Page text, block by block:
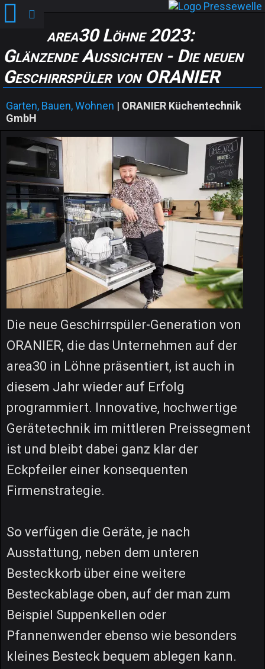
area30 Löhne 2023:
Glänzende Aussichten - Die neuen
Geschirrspüler von ORANIER
Garten, Bauen, Wohnen | ORANIER Küchentechnik
GmbH
Die neue Geschirrspüler-Generation von
ORANIER, die das Unternehmen auf der
area30 in Löhne präsentiert, ist auch in
diesem Jahr wieder auf Erfolg
programmiert. Innovative, hochwertige
Gerätetechnik im mittleren Preissegment
ist und bleibt dabei ganz klar der
Eckpfeiler einer konsequenten
Firmenstrategie.
So verfügen die Geräte, je nach
Ausstattung, neben dem unteren
Besteckkorb über eine weitere
Besteckablage oben, auf der man zum
Beispiel Suppenkellen oder
Pfannenwender ebenso wie besonders
kleines Besteck bequem ablegen kann.